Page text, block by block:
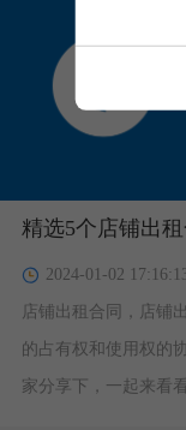
精选5个店铺出
2024-01-02
店铺出租合同，店铺
的占有权和使用权的
家分享下，一起来看